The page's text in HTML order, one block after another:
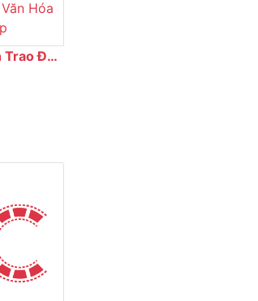
Trao Đổi